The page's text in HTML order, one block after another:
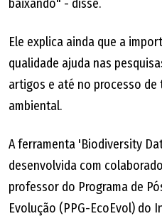
baixando" - disse.
Ele explica ainda que a
qualidade ajuda nas
artigos e até no processo de
ambiental.
A ferramenta 'Biodiversity
desenvolvida com
professor do Programa de
Evolução (PPG-EcoEvol) do